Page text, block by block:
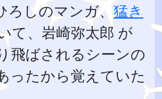
しのマンガ、 猛き
て、岩崎弥太郎 が
飛ばされるシーンの
ったから覚えていた